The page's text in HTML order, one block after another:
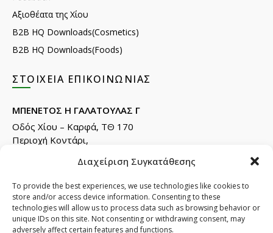
Διαχείριση Συγκατάθεσης
To provide the best experiences, we use technologies like cookies to
store and/or access device information. Consenting to these
technologies will allow us to process data such as browsing behavior or
unique IDs on this site. Not consenting or withdrawing consent, may
adversely affect certain features and functions.
Αξιοθέατα της Χίου
B2B HQ Downloads(Cosmetics)
B2B HQ Downloads(Foods)
ΣΤΟΙΧΕΊΑ ΕΠΙΚΟΙΝΩΝΊΑΣ
ΜΠΕΝΕΤΟΣ Η ΓΑΛΑΤΟΥΛΑΣ Γ
Οδός Χίου – Καρφά, ΤΘ 170
Περιοχή Κοντάρι,
Τηλ: +30 22710 22666
Email: info@e-anemos.gr
facebook.com/mastic.gr
instagram.com/anemosmastic